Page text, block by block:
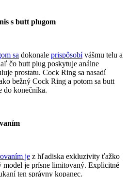
s butt plugom
sa dokonale prispôsobívášmu telu a
čo butt plug poskytuje análne
prostatu. Cock Ring sa nasadí
bežný Cock Ring a potom sa butt
do konečníka.
je z hľadiska exkluzivity ťažko
model je prísne limitovaný. Explicitné
ten správny kopanec.